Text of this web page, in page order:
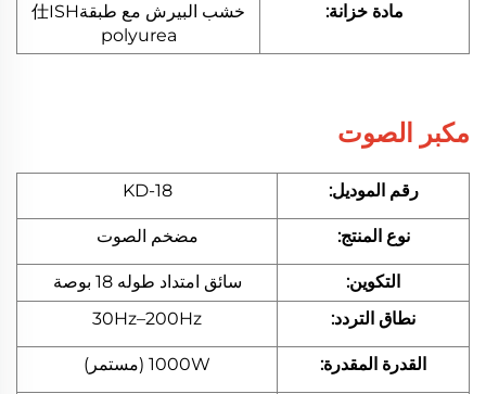
مادة خزانة:
خشب البيرش مع طبقة仕ISH
polyurea
مكبر الصوت
رقم الموديل: KD-18
نوع المنتج: مضخم الصوت
التكوين:
سائق امتداد طوله 18 بوصة
نطاق التردد:
30Hz–200Hz
القدرة المقدرة: 1000W (مستمر)